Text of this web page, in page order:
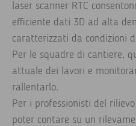
laser scanner RTC
efficiente dati 3D ad alta
caratterizzati da condizioni
Per le squadre di cantiere,
attuale dei lavori e
rallentarlo.
Per i professionisti del
poter contare su un